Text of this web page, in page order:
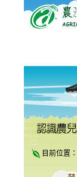
到
內
容
區
:::
目前位置：